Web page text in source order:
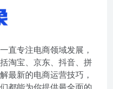
直专注电商领域发展，
淘宝、京东、抖音、拼
最新的电商运营技巧，